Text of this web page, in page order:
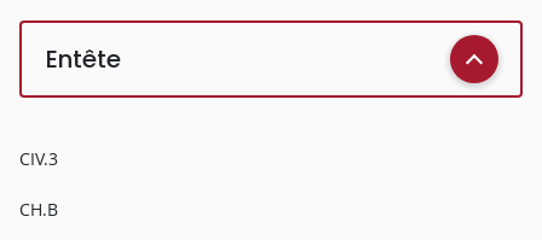
Entête
CIV.3
CH.B